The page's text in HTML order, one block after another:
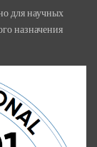
для научных
назначения